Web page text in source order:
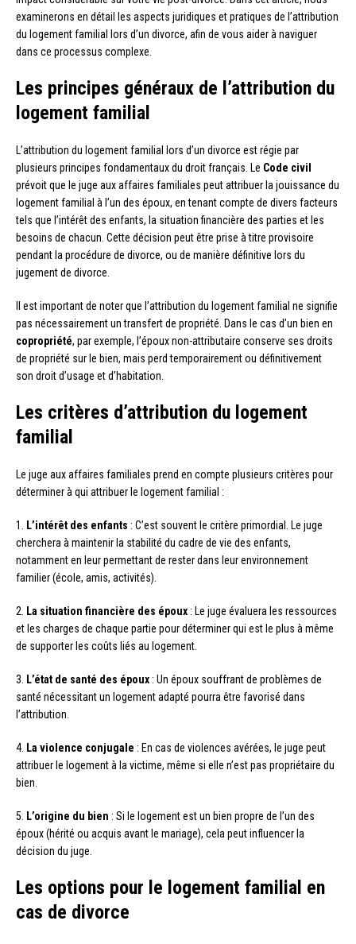
examinerons en détail les aspects juridiques et pratiques de l’attribution
du logement familial lors d’un divorce, afin de vous aider à naviguer
dans ce processus complexe.
Les principes généraux de l’attribution du
logement familial
L’attribution du logement familial lors d’un divorce est régie par
plusieurs principes fondamentaux du droit français. Le Code civil
prévoit que le juge aux affaires familiales peut attribuer la jouissance du
logement familial à l’un des époux, en tenant compte de divers facteurs
tels que l’intérêt des enfants, la situation financière des parties et les
besoins de chacun. Cette décision peut être prise à titre provisoire
pendant la procédure de divorce, ou de manière définitive lors du
jugement de divorce.
Il est important de noter que l’attribution du logement familial ne signifie
pas nécessairement un transfert de propriété. Dans le cas d’un bien en
copropriété, par exemple, l’époux non-attributaire conserve ses droits
de propriété sur le bien, mais perd temporairement ou définitivement
son droit d’usage et d’habitation.
Les critères d’attribution du logement
familial
Le juge aux affaires familiales prend en compte plusieurs critères pour
déterminer à qui attribuer le logement familial :
1. L’intérêt des enfants : C’est souvent le critère primordial. Le juge
cherchera à maintenir la stabilité du cadre de vie des enfants,
notamment en leur permettant de rester dans leur environnement
familier (école, amis, activités).
2. La situation financière des époux : Le juge évaluera les ressources
et les charges de chaque partie pour déterminer qui est le plus à même
de supporter les coûts liés au logement.
3. L’état de santé des époux : Un époux souffrant de problèmes de
santé nécessitant un logement adapté pourra être favorisé dans
l’attribution.
4. La violence conjugale : En cas de violences avérées, le juge peut
attribuer le logement à la victime, même si elle n’est pas propriétaire du
bien.
5. L’origine du bien : Si le logement est un bien propre de l’un des
époux (hérité ou acquis avant le mariage), cela peut influencer la
décision du juge.
Les options pour le logement familial en
cas de divorce